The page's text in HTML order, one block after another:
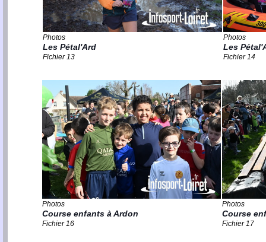
Photos
Les Pétal'Ard
Fichier 13
Photos
Les
Fichier 14
Photos
Course enfants à Ardon
Fichier 16
Photos
Course
Fichier 17